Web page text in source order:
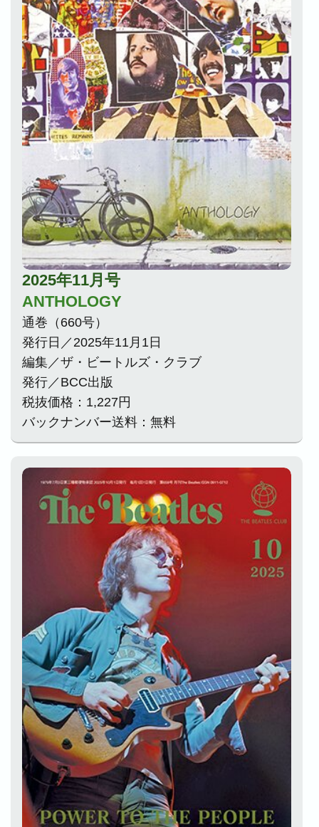
2025年11月号
ANTHOLOGY
通巻（660号）
発行日／2025年11月1日
編集／ザ・ビートルズ・クラブ
発行／BCC出版
税抜価格：1,227円
バックナンバー送料：無料